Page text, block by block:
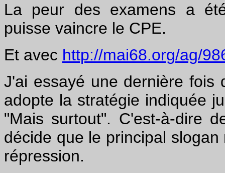
La peur des examens a
puisse vaincre le CPE.
Et avec http://mai68.org/ag/
J'ai essayé une dernière fois
adopte la stratégie indiquée
"Mais surtout". C'est-à-dire
décide que le principal
répression.